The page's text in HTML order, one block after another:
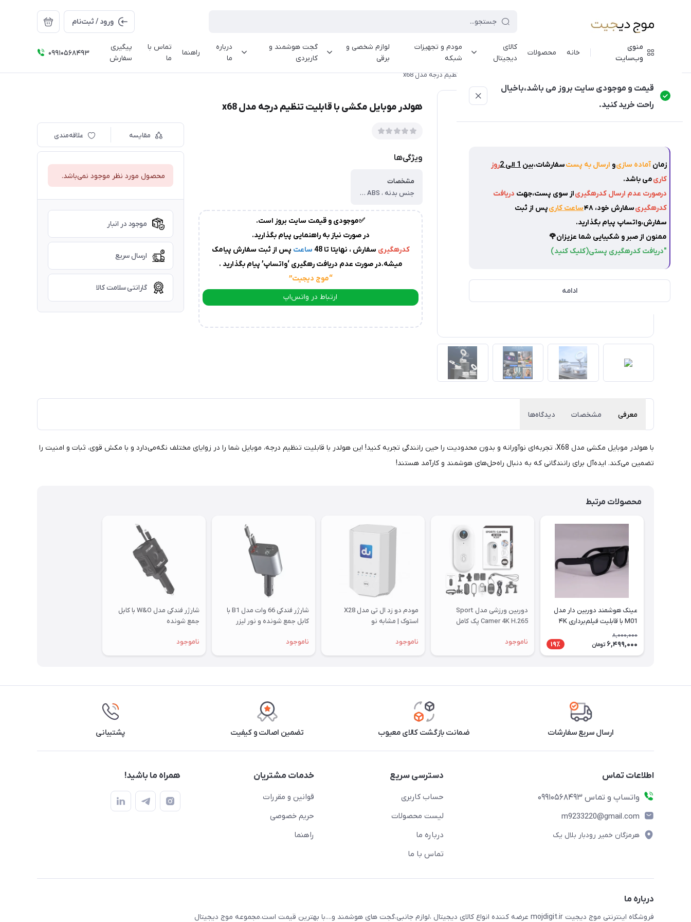
ورود / ثبت‌نام
منوی
وب‌سایت
خانه محصولات
کالای
دیجیتال
مودم و تجهیزات
شبکه
لوازم شخصی و
برقی
گجت هوشمند و
کاربردی
درباره
ما
راهنما
تماس با
ما
پیگیری
سفارش
09910568493
قیمت و موجودی سایت بروز می باشد،باخیال
راحت خرید کنید.
زمان آماده سازیو ارسال به پستسفارشات،بین 1 الی 2
روز
کاریمی باشد.
درصورت عدم ارسال کدرهگیریاز سوی پست،جهت دریافت
کدرهگیریسفارش خود، ۴۸ ساعت کاریپس از ثبت
سفارش،واتساپ پیام بگذارید.
ممنون از صبر و شکیبایی شما عزیزان🌹
"دریافت کدرهگیری پستی(کلیک کنید)
ادامه
هولدر موبایل مکشی با قابلیت تنظیم درجه مدل x68
هولدر موبایل مکشی با قابلیت تنظیم درجه مدل x68
ویژگی‌ها
مشخصات
جنس بدنه ، ABS ، قابلیت جذب ، تا 1.5 کیلوگرم ، ويژگی ، مکش خلاء - نگهدارنده تلفن - طراحی نوآورانه - نیروی مغناطیسی فوق العاده ، سازگار با فناوری ، Magsafe، گوشی شما را به صورت مغناطیسی در جای خود نگه می دارد و حتی زمانی که آن را جابجا می کنید ثابت نگه می دارد. ، ارسال ، آماده ارسال به سراسر کشور ، ارسال از ، هرمزگان-بندرخمیر ، ضمانتنامه ، 7 روز تعویض در صورت ایراد
✅موجودی و قیمت سایت بروز است.
در صورت نیاز به راهنمایی پیام بگذارید.
کدرهگیری سفارش ، نهایتا تا 48 ساعت پس از ثبت سفارش پیامک
میشه.در صورت عدم دریافت رهگیری ‘واتساپ’ پیام بگذارید .
“موج دیجیت”
ارتباط در واتس‌اپ
مقایسه علاقه‌مندی
محصول مورد نظر موجود نمی‌باشد.
موجود در انبار
ارسال سریع
گارانتی سلامت کالا
معرفی مشخصات دیدگاه‌ها
با هولدر موبایل مکشی مدل X68، تجربه‌ای نوآورانه و بدون محدودیت را حین رانندگی تجربه کنید! این هولدر با قابلیت تنظیم درجه، موبایل شما را در زوایای مختلف نگه‌می‌دارد و با مکش قوی، ثبات و امنیت را
تضمین می‌کند. ایده‌آل برای رانندگانی که به دنبال راه‌حل‌های هوشمند و کارآمد هستند!
محصولات مرتبط
عینک هوشمند دوربین دار مدل
M01 با قابلیت فیلم‌برداری ۴K
8,000,000
6,499,000 تومان 19٪
دوربین ورزشی مدل Sport
Camer 4K H.265 پک کامل
ناموجود
مودم دو زد ال تی مدل X28
استوک | مشابه نو
ناموجود
شارژر فندکی 66 وات مدل B1 با
کابل جمع شونده و نور لیزر
ناموجود
شارژر فندکی مدل W&O با کابل
جمع شونده
ناموجود
ارسال سریع سفارشات ضمانت بازگشت کالای معیوب تضمین اصالت و کیفیت پشتیبانی
اطلاعات تماس
واتساپ و تماس 09910568493
m9233220@gmail.com
هرمزگان خمیر رودبار بلال یک
دسترسی سریع
حساب کاربری
لیست محصولات
درباره ما
تماس با ما
خدمات مشتریان
قوانین و مقررات
حریم خصوصی
راهنما
همراه ما باشید!
درباره ما
فروشگاه اینترنتی موج دیجیت mojdigit.ir عرضه کننده انواع کالای دیجیتال ،لوازم جانبی،گجت های هوشمند و....با بهترین قیمت است.مجموعه موج دیجیتال